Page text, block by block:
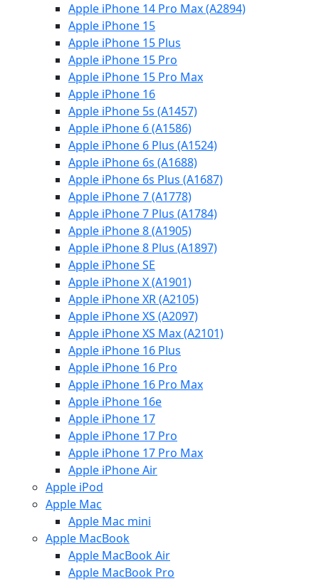
Apple iPhone 14 Pro Max (A2894)
Apple iPhone 15
Apple iPhone 15 Plus
Apple iPhone 15 Pro
Apple iPhone 15 Pro Max
Apple iPhone 16
Apple iPhone 5s (A1457)
Apple iPhone 6 (A1586)
Apple iPhone 6 Plus (A1524)
Apple iPhone 6s (A1688)
Apple iPhone 6s Plus (A1687)
Apple iPhone 7 (A1778)
Apple iPhone 7 Plus (A1784)
Apple iPhone 8 (A1905)
Apple iPhone 8 Plus (A1897)
Apple iPhone SE
Apple iPhone X (A1901)
Apple iPhone XR (A2105)
Apple iPhone XS (A2097)
Apple iPhone XS Max (A2101)
Apple iPhone 16 Plus
Apple iPhone 16 Pro
Apple iPhone 16 Pro Max
Apple iPhone 16e
Apple iPhone 17
Apple iPhone 17 Pro
Apple iPhone 17 Pro Max
Apple iPhone Air
Apple iPod
Apple Mac
Apple Mac mini
Apple MacBook
Apple MacBook Air
Apple MacBook Pro